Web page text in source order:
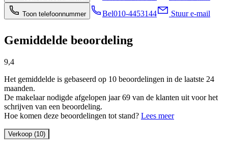
Toon telefoonnummer Bel010-4453144 Stuur e-mail
Gemiddelde beoordeling
9,4
Het gemiddelde is gebaseerd op 10 beoordelingen in de laatste 24
maanden.
De makelaar nodigde afgelopen jaar 69 van de klanten uit voor het
schrijven van een beoordeling.
Hoe komen deze beoordelingen tot stand? Lees meer
Verkoop (10)